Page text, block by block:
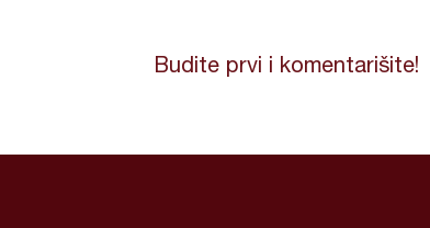
Budite prvi i komentarišite!